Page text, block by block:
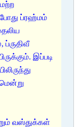
ப்ரஹ்மம்
இப்படி
வஸ்துக்கள்